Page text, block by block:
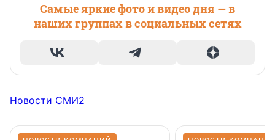
Самые яркие фото и видео дня — в
наших группах в социальных сетях
Новости СМИ2